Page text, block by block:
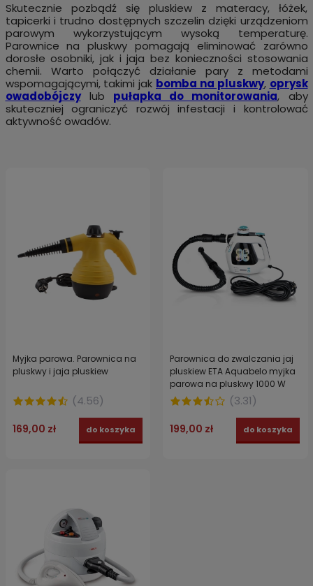
Skutecznie pozbądź się pluskiew z materacy, łóżek,
tapicerki i trudno dostępnych szczelin dzięki urządzeniom
parowym wykorzystującym wysoką temperaturę.
Parownice na pluskwy pomagają eliminować zarówno
dorosłe osobniki, jak i jaja bez konieczności stosowania
chemii. Warto połączyć działanie pary z metodami
wspomagającymi, takimi jak bomba na pluskwy, oprysk
owadobójczylub pułapka do monitorowania, aby
skuteczniej ograniczyć rozwój infestacji i kontrolować
aktywność owadów.
Myjka parowa. Parownica na
pluskwy i jaja pluskiew
(4.56)
169,00 zł do koszyka
Parownica do zwalczania jaj
pluskiew ETA Aquabelo myjka
parowa na pluskwy 1000 W
(3.31)
199,00 zł do koszyka